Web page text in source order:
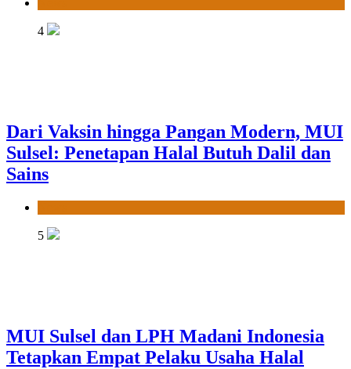
4
Dari Vaksin hingga Pangan Modern, MUI
Sulsel: Penetapan Halal Butuh Dalil dan
Sains
5
MUI Sulsel dan LPH Madani Indonesia
Tetapkan Empat Pelaku Usaha Halal